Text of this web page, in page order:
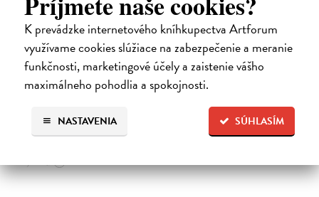
K prevádzke internetového kníhkupectva Artforum
využívame cookies slúžiace na zabezpečenie a meranie
funkčnosti, marketingové účely a zaistenie vášho
maximálneho pohodlia a spokojnosti.
SÚHLASÍM
NASTAVENIA
Les - Tvarované leporelo
Payne Sally| Kniha
Táto knižka s veselými obrázkami a rôzne tvarovanými stránkami
zaujme malé deti a zoznámi ich so životom v lese.
7,66 €